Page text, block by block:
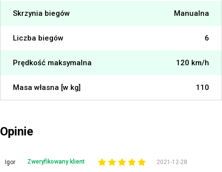
Skrzynia biegów Manualna
Liczba biegów 6
Prędkość maksymalna 120 km/h
Masa własna [w kg] 110
Opinie
Igor Zweryfikowany klient 2021-12-28